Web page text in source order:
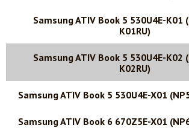
Samsung ATIV Book 5 530U4E-K01
K01RU)
Samsung ATIV Book 5 530U4E-K02
K02RU)
Samsung ATIV Book 5 530U4E-X01
Samsung ATIV Book 6 670Z5E-X01